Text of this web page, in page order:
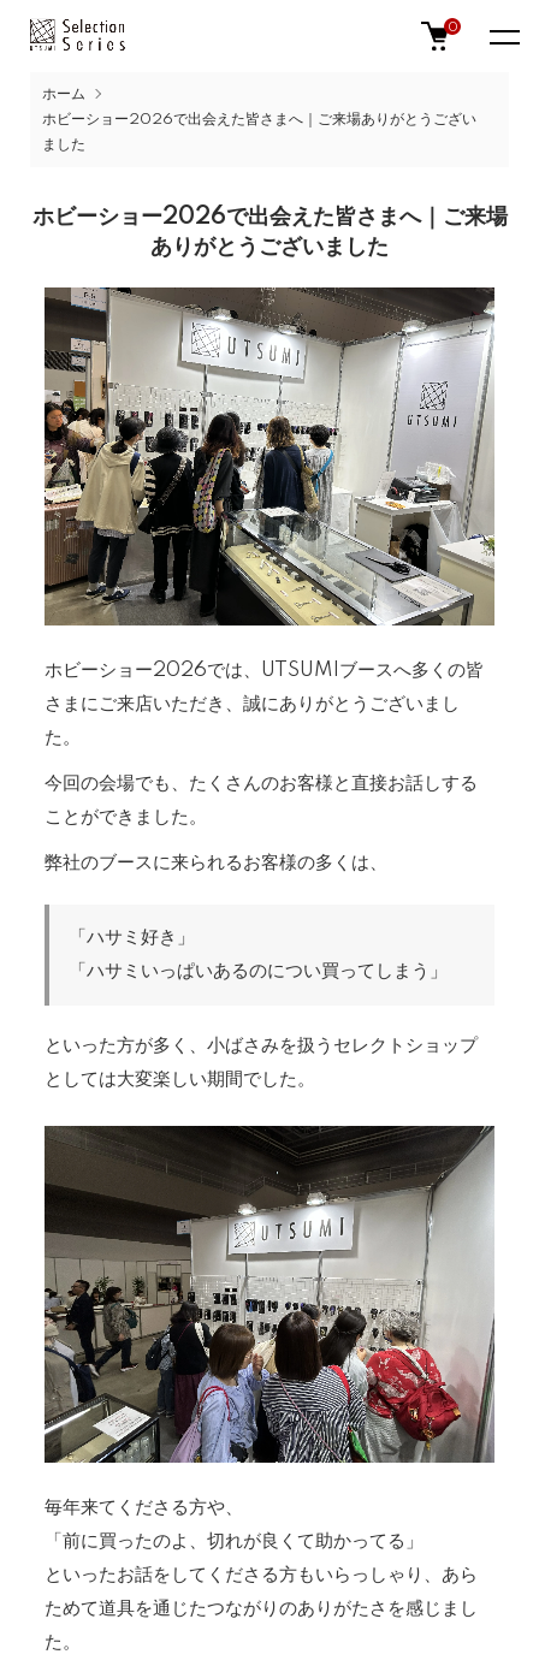
0
ホーム
ホビーショー2026で出会えた皆さまへ｜ご来場ありがとうござい
ました
ホビーショー2026で出会えた皆さまへ｜ご来場
ありがとうございました
ホビーショー2026では、UTSUMIブースへ多くの皆
さまにご来店いただき、誠にありがとうございまし
た。
今回の会場でも、たくさんのお客様と直接お話しする
ことができました。
弊社のブースに来られるお客様の多くは、
「ハサミ好き」
「ハサミいっぱいあるのについ買ってしまう」
といった方が多く、小ばさみを扱うセレクトショップ
としては大変楽しい期間でした。
毎年来てくださる方や、
「前に買ったのよ、切れが良くて助かってる」
といったお話をしてくださる方もいらっしゃり、あら
ためて道具を通じたつながりのありがたさを感じまし
た。